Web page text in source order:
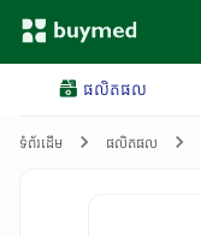
ផលិតផល
ទំព័រដើម ផលិតផល